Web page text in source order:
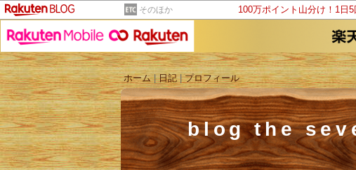
そのほか 100万ポイント山分け！1日
ホーム|日記|プロフィール
blog the